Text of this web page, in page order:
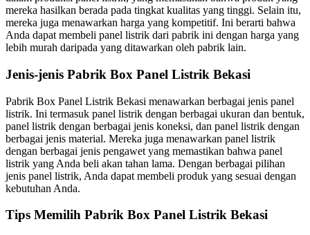
mereka hasilkan berada pada tingkat kualitas yang tinggi. Selain itu,
mereka juga menawarkan harga yang kompetitif. Ini berarti bahwa
Anda dapat membeli panel listrik dari pabrik ini dengan harga yang
lebih murah daripada yang ditawarkan oleh pabrik lain.
Jenis-jenis Pabrik Box Panel Listrik Bekasi
Pabrik Box Panel Listrik Bekasi menawarkan berbagai jenis panel
listrik. Ini termasuk panel listrik dengan berbagai ukuran dan bentuk,
panel listrik dengan berbagai jenis koneksi, dan panel listrik dengan
berbagai jenis material. Mereka juga menawarkan panel listrik
dengan berbagai jenis pengawet yang memastikan bahwa panel
listrik yang Anda beli akan tahan lama. Dengan berbagai pilihan
jenis panel listrik, Anda dapat membeli produk yang sesuai dengan
kebutuhan Anda.
Tips Memilih Pabrik Box Panel Listrik Bekasi